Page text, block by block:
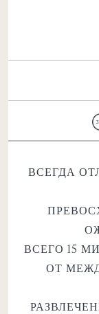
ВСЕГДА
ВСЕГО 15
ОТ